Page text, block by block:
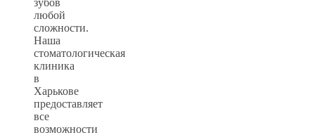
любой
сложности.
Наша
стоматологическая
клиника
в
Харькове
предоставляет
все
возможности